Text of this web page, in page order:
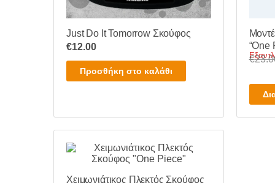
Just Do It Tomorrow Σκούφος
€12.00
Προσθήκη στο καλάθι
“One
€
Χειμωνιάτικος Πλεκτός Σκούφος